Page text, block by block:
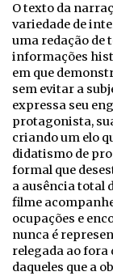
O texto da
variedade de
uma redação de
informações
em que
sem evitar a
expressa seu
protagonista,
criando um elo
didatismo de
formal que
a ausência total
filme
ocupações e
nunca é
relegada ao fora
daqueles que a